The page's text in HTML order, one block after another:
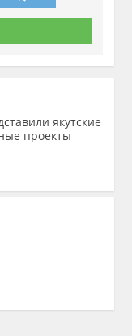
якутские
проекты